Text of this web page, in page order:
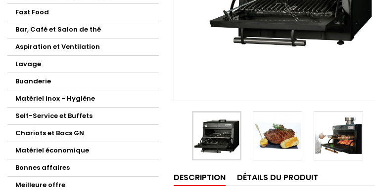
Fast Food
Bar, Café et Salon de thé
Aspiration et Ventilation
Lavage
Buanderie
Matériel inox - Hygiène
Self-Service et Buffets
Chariots et Bacs GN
Matériel économique
Bonnes affaires
Meilleure offre
DESCRIPTION DÉTAILS DU PRODUIT